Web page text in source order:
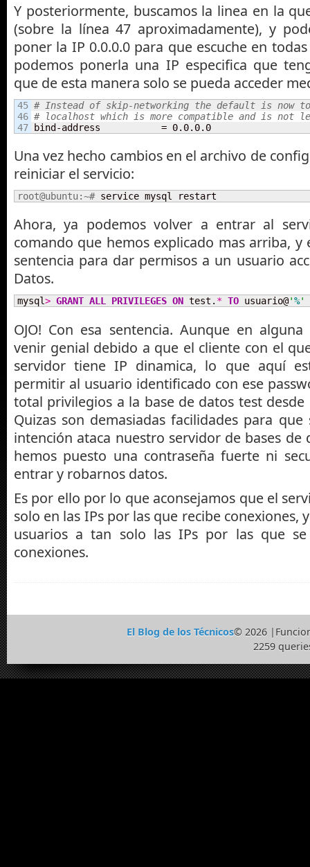
Y posteriormente, buscamos la linea en la
(sobre la línea 47 aproximadamente), y
poner la IP 0.0.0.0 para que escuche en
podemos ponerla una IP especifica que
que de esta manera solo se pueda acceder
45
46
# Instead of skip-networking the default is now
# localhost which is more compatible and is not
bind-address           = 0.0.0.0
Una vez hecho cambios en el archivo de
reiniciar el servicio:
root@ubuntu:~# service mysql restart
Ahora, ya podemos volver a entrar al
comando que hemos explicado mas arriba, y
sentencia para dar permisos a un usuario
Datos.
mysql> GRANT ALL PRIVILEGES ON test. * TO usuario@'%'
OJO! Con esa sentencia. Aunque en
venir genial debido a que el cliente con el
servidor tiene IP dinamica, lo que aquí
permitir al usuario identificado con ese
total privilegios a la base de datos test desde
Quizas son demasiadas facilidades para
intención ataca nuestro servidor de bases de
hemos puesto una contraseña fuerte ni
entrar y robarnos datos.
Es por ello por lo que aconsejamos que el
solo en las IPs por las que recibe conexiones,
usuarios a tan solo las IPs por las que
conexiones.
El Blog de los Técnicos© 2026
2259